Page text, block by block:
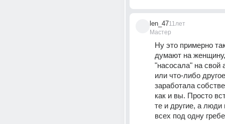
len_47
Мастер
11лет
Ну это примерно
думают на
"насосала" на свой
или что-либо
заработала
как и вы. Просто
те и другие, а люди
всех под одну